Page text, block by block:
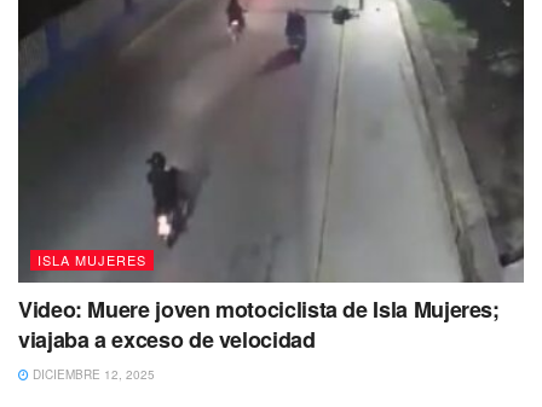
Al quedar desvanecido en el piso, su acompañante busco
ayuda, arribando
paramédicos de la Cruz Roja
Por suerte todo quedó en un susto, aunque
el hombre fue
para que le realizaran una
valoración más a fondo y recibiera la atención
correspondiente.
ISLA MUJERES
Video: Muere joven motociclista de Isla Mujeres;
viajaba a exceso de velocidad
DICIEMBRE 12, 2025